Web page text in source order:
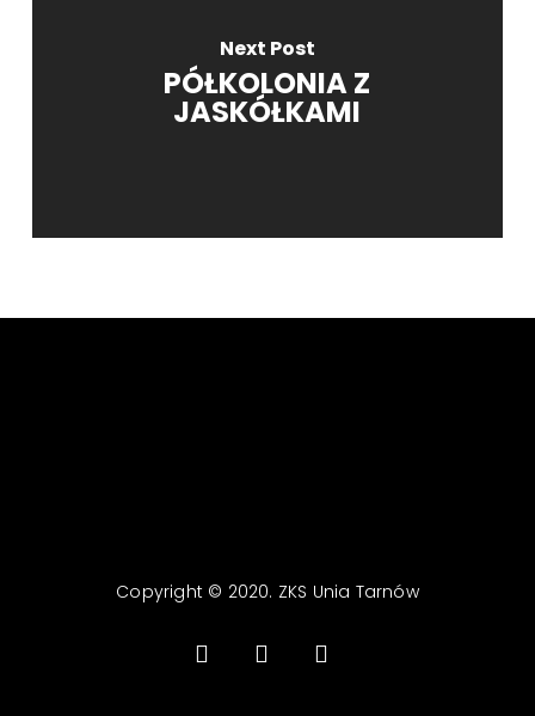
Next Post
PÓŁKOLONIA Z
JASKÓŁKAMI
Copyright © 2020. ZKS Unia Tarnów
facebookyoutubeemail